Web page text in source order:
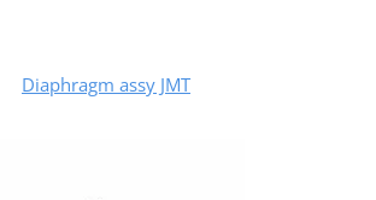
Diaphragm assy JMT